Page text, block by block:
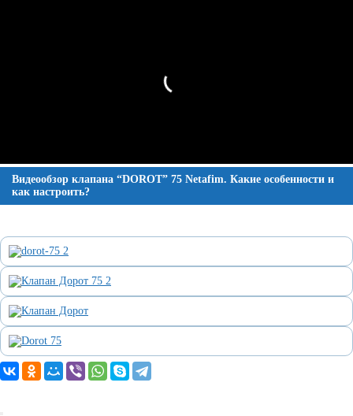
Видеообзор клапана “DOROT” 75 Netafim. Какие особенности и
как настроить?